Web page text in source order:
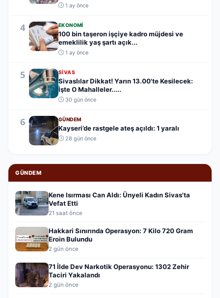
1 ay önce
4 EKONOMI
100 bin taşeron işçiye kadro müjdesi ve
emeklilik yaş şartı açık...
1 ay önce
5 SIVAS
Sivaslılar Dikkat! Yarın 13.00'te Kesilecek:
İşte O Mahalleler.....
30 gün önce
6 GÜNDEM
Kayseri’de rastgele ateş açıldı: 1 yaralı
28 gün önce
GÜNDEM
Kene Isırması Can Aldı: Ünyeli Kadın Sivas'ta
Vefat Etti
21 saat önce
Hakkari Sınırında Operasyon: 7 Kilo 720 Gram
Eroin Bulundu
2 gün önce
71 İlde Dev Narkotik Operasyonu: 1302 Zehir
Taciri Yakalandı
2 gün önce